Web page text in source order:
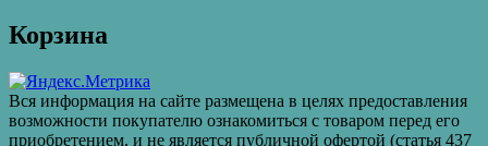
Корзина
Вся информация на сайте размещена в целях предоставления
возможности покупателю ознакомиться с товаром перед его
приобретением, и не является публичной офертой (статья 437